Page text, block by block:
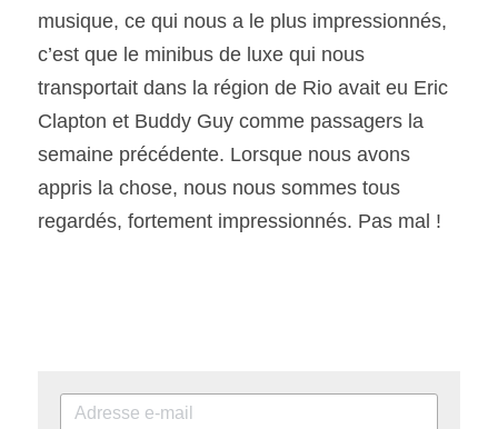
musique, ce qui nous a le plus impressionnés,
c’est que le minibus de luxe qui nous
transportait dans la région de Rio avait eu Eric
Clapton et Buddy Guy comme passagers la
semaine précédente. Lorsque nous avons
appris la chose, nous nous sommes tous
regardés, fortement impressionnés. Pas mal !